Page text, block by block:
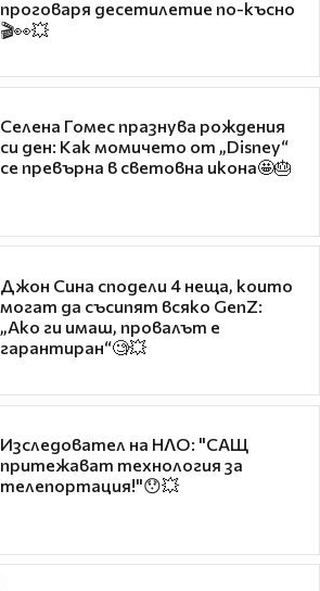
проговаря десетилетие по-късно
🎬👀💥
Селена Гомес празнува рождения
си ден: Как момичето от „Disney“
се превърна в световна икона🤩🎂
Джон Сина сподели 4 неща, които
могат да съсипят всяко GenZ:
„Ако ги имаш, провалът е
гарантиран“🧐💥
Изследовател на НЛО: "САЩ
притежават технология за
телепортация!"😯💥